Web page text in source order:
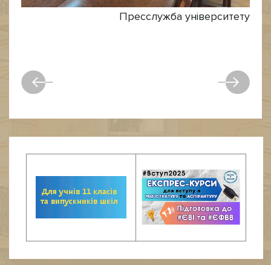
Пресслужба університету